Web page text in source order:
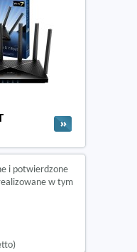
i potwierdzone
w tym